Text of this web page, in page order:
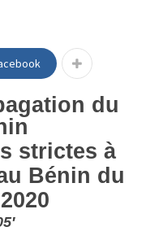
du
strictes à
Bénin du